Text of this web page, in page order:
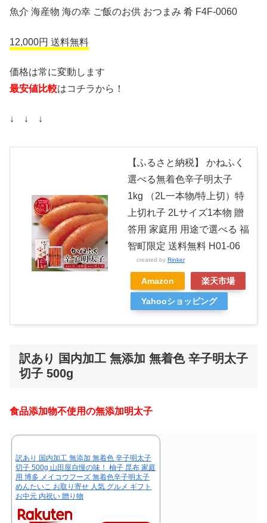
魚介 海産物 海の幸 ご飯のお供 おつまみ 肴 F4F-0060
12,000円 送料無料
価格は常に変動します
最安値比較はコチラから！
↓ ↓ ↓
【ふるさと納税】 かねふく
選べる無着色辛子明太子
1kg （2L一本物/特上切）特
上切れ子 2Lサイズ1本物 贈
答用 家庭用 用途で選べる 福
智町限定 送料無料 H01-06
created by Rinker
Amazon 楽天市場
Yahooショッピング
訳あり 国内加工 無添加 無着色 辛子明太子
切子 500g
食品添加物不使用の無添加明太子
訳あり 国内加工 無添加 無着色 辛子明太子
切子 500g 山田屋自慢の味！ 柚子 昆布 家庭
用 博多 メイコウフーズ 無着色辛子明太子
めんたいこ お取り寄せ 人気 グルメ ギフト
お中元 内祝い 贈り物